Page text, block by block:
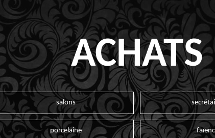
ACHATS
salons
porcelaine